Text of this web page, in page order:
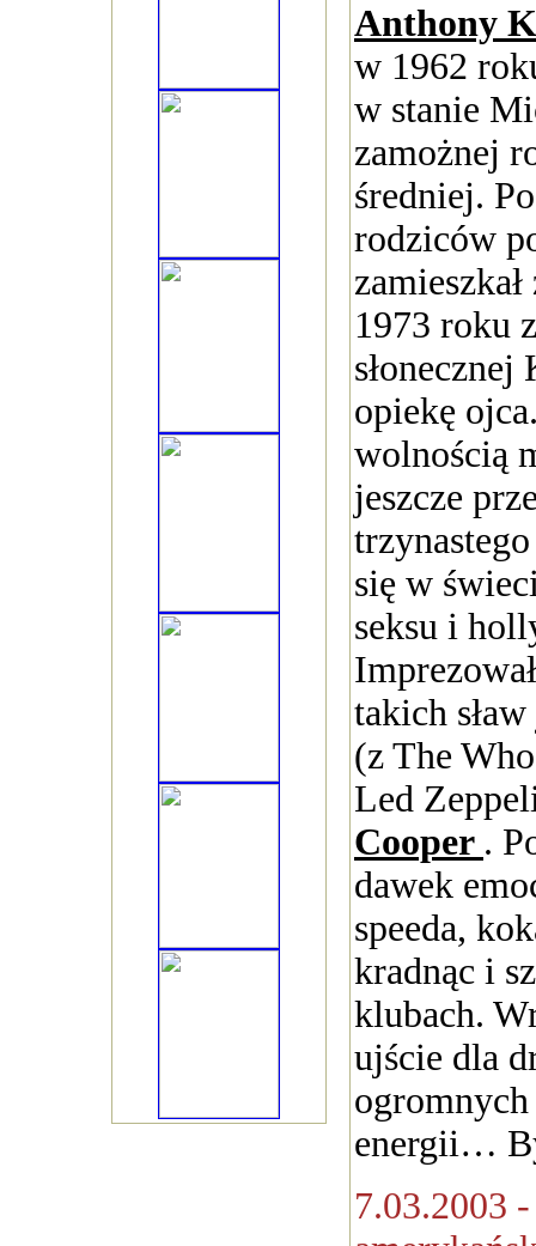
Anthony
w 1962
w stanie
zamożnej
średniej.
rodziców
1973 roku
opiekę
wolnością
jeszcze
się w
seksu i
takich
(z The
Led
Cooper .
dawek
speeda,
kradnąc i
klubach.
ujście dla
ogromnych
energii…
7.03.2003